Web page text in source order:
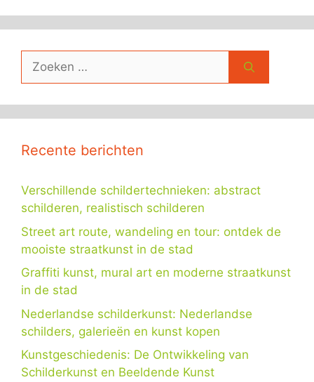
Zoek
Recente berichten
Verschillende schildertechnieken: abstract
schilderen, realistisch schilderen
Street art route, wandeling en tour: ontdek de
mooiste straatkunst in de stad
Graffiti kunst, mural art en moderne straatkunst
in de stad
Nederlandse schilderkunst: Nederlandse
schilders, galerieën en kunst kopen
Kunstgeschiedenis: De Ontwikkeling van
Schilderkunst en Beeldende Kunst